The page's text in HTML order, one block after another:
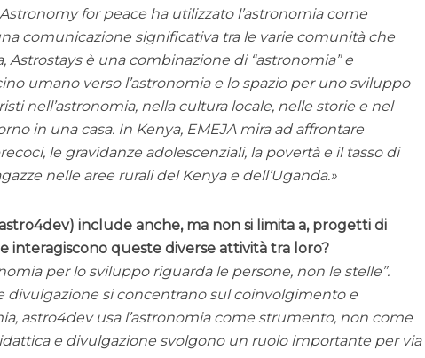
for peace ha utilizzato l’astronomia come
comunicazione significativa tra le varie comunità che
Astrostays è una combinazione di “astronomia” e
umano verso l’astronomia e lo spazio per uno sviluppo
nell’astronomia, nella cultura locale, nelle storie e nel
in una casa. In Kenya, EMEJA mira ad affrontare
le gravidanze adolescenziali, la povertà e il tasso di
nelle aree rurali del Kenya e dell’Uganda.
include anche, ma non si limita a, progetti di
interagiscono queste diverse attività tra loro?
per lo sviluppo riguarda le persone, non le stelle”.
divulgazione si concentrano sul coinvolgimento e
astro4dev usa l’astronomia come strumento, non come
e divulgazione svolgono un ruolo importante per via